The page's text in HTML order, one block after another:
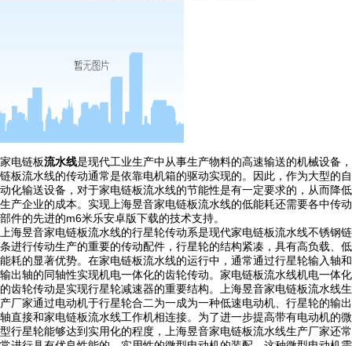
家电链板流水线是现代工业生产中从事生产物料的高速输送的机械设备，
链板流水线的传动通常是依靠电机箱的驱动实现的。因此，作为大型的自
动化输送设备，对于家电链板流水线的节能性是有一定要求的，从而降低
生产企业的成本。实现上海昱音家电链板流水线的低能耗还需要各中传动
部件的先进的m6米乐安卓版下载的技术支持。
上海昱音家电链板流水线的行星轮传动系是现代家电链板流水线不锈钢链
条进行传动生产的重要的传动配件，行星轮的结构紧凑，具有高负载、低
能耗的显著优势。在家电链板流水线的运行中，通常通过行星轮输入轴和
输出轴的同轴性实现机电一体化的齿轮传动。家电链板流水线机电一体化
的齿轮传动是实现行星轮减速器的重要结构。上海昱音家电链板流水线生
产厂家通过电动机于行星轮合二为一成为一种低速电动机、行星轮的输出
轴直接和家电链板流水线工作机相连接。为了进一步提高带有电动机的微
型行星轮能够达到实用化的程度，上海昱音家电链板流水线生产厂家还常